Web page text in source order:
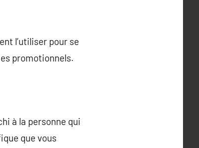
l’utiliser pour se
promotionnels.
à la personne qui
que vous